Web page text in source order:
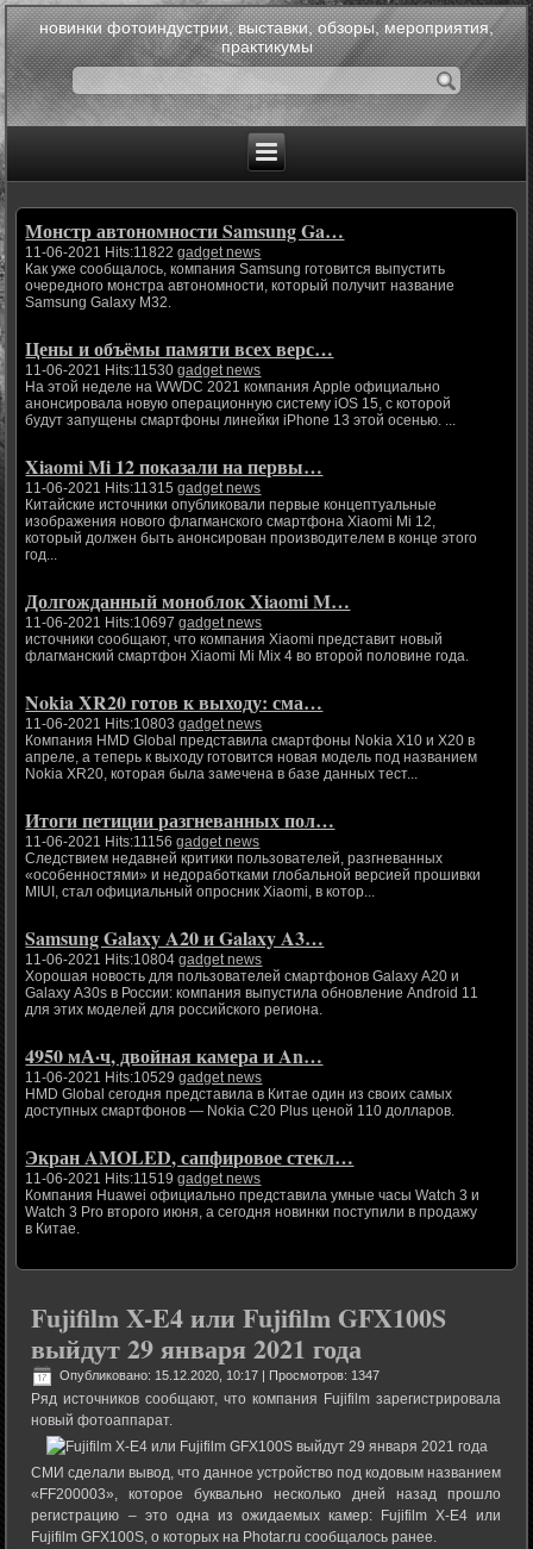
новинки фотоиндустрии, выставки, обзоры, мероприятия,
практикумы
Монстр автономности Samsung Ga…
11-06-2021 Hits:11822gadget news
Как уже сообщалось, компания Samsung готовится выпустить
очередного монстра автономности, который получит название
Samsung Galaxy M32.
Цены и объёмы памяти всех верс…
11-06-2021 Hits:11530gadget news
На этой неделе на WWDC 2021 компания Apple официально
анонсировала новую операционную систему iOS 15, с которой
будут запущены смартфоны линейки iPhone 13 этой осенью. ...
Xiaomi Mi 12 показали на первы…
11-06-2021 Hits:11315gadget news
Китайские источники опубликовали первые концептуальные
изображения нового флагманского смартфона Xiaomi Mi 12,
который должен быть анонсирован производителем в конце этого
год...
Долгожданный моноблок Xiaomi M…
11-06-2021 Hits:10697gadget news
источники сообщают, что компания Xiaomi представит новый
флагманский смартфон Xiaomi Mi Mix 4 во второй половине года.
Nokia XR20 готов к выходу: сма…
11-06-2021 Hits:10803gadget news
Компания HMD Global представила смартфоны Nokia X10 и X20 в
апреле, а теперь к выходу готовится новая модель под названием
Nokia XR20, которая была замечена в базе данных тест...
Итоги петиции разгневанных пол…
11-06-2021 Hits:11156gadget news
Следствием недавней критики пользователей, разгневанных
«особенностями» и недоработками глобальной версией прошивки
MIUI, стал официальный опросник Xiaomi, в котор...
Samsung Galaxy A20 и Galaxy A3…
11-06-2021 Hits:10804gadget news
Хорошая новость для пользователей смартфонов Galaxy A20 и
Galaxy A30s в России: компания выпустила обновление Android 11
для этих моделей для российского региона.
4950 мА·ч, двойная камера и An…
11-06-2021 Hits:10529gadget news
HMD Global сегодня представила в Китае один из своих самых
доступных смартфонов — Nokia C20 Plus ценой 110 долларов.
Экран AMOLED, сапфировое стекл…
11-06-2021 Hits:11519gadget news
Компания Huawei официально представила умные часы Watch 3 и
Watch 3 Pro второго июня, а сегодня новинки поступили в продажу
в Китае.
Fujifilm X-E4 или Fujifilm GFX100S
выйдут 29 января 2021 года
Опубликовано: 15.12.2020, 10:17 | Просмотров: 1347
Ряд источников сообщают, что компания Fujifilm зарегистрировала
новый фотоаппарат.
СМИ сделали вывод, что данное устройство под кодовым названием
«FF200003», которое буквально несколько дней назад прошло
регистрацию – это одна из ожидаемых камер: Fujifilm X-E4 или
Fujifilm GFX100S, о которых на Photar.ru сообщалось ранее.